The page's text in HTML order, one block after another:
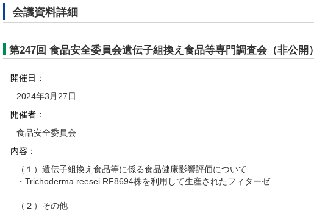
会議資料詳細
第247回 食品安全委員会遺伝子組換え食品等専門調査会（非公開）
開催日：
2024年3月27日
開催者：
食品安全委員会
内容：
（１）遺伝子組換え食品等に係る食品健康影響評価について
・Trichoderma reesei RF8694株を利用して生産されたフィターゼ
（２）その他